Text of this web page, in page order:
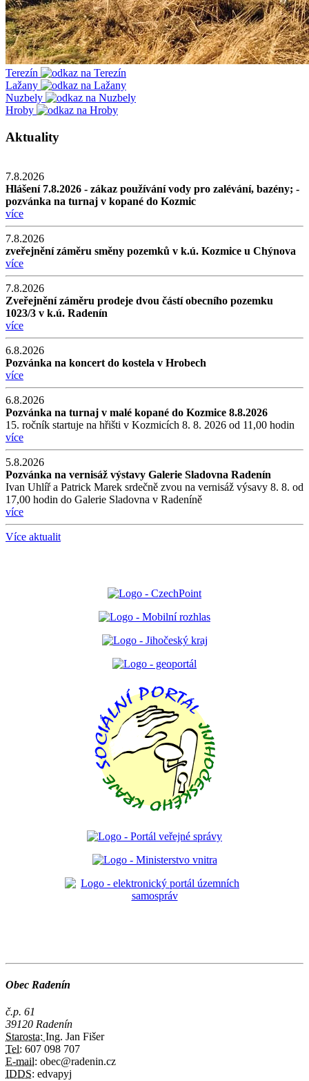
Terezín
Lažany
Nuzbely
Hroby
Aktuality
7.8.2026
Hlášení 7.8.2026 - zákaz používání vody pro zalévání, bazény; -
pozvánka na turnaj v kopané do Kozmic
více
7.8.2026
zveřejnění záměru směny pozemků v k.ú. Kozmice u Chýnova
více
7.8.2026
Zveřejnění záměru prodeje dvou částí obecního pozemku
1023/3 v k.ú. Radenín
více
6.8.2026
Pozvánka na koncert do kostela v Hrobech
více
6.8.2026
Pozvánka na turnaj v malé kopané do Kozmice 8.8.2026
15. ročník startuje na hřišti v Kozmicích 8. 8. 2026 od 11,00 hodin
více
5.8.2026
Pozvánka na vernisáž výstavy Galerie Sladovna Radenín
Ivan Uhlíř a Patrick Marek srdečně zvou na vernisáž výsavy 8. 8. od
17,00 hodin do Galerie Sladovna v Radeníně
více
Více aktualit
Obec Radenín
č.p. 61
39120 Radenín
Starosta: Ing. Jan Fišer
Tel: 607 098 707
E-mail: obec@radenin.cz
IDDS: edvapyj